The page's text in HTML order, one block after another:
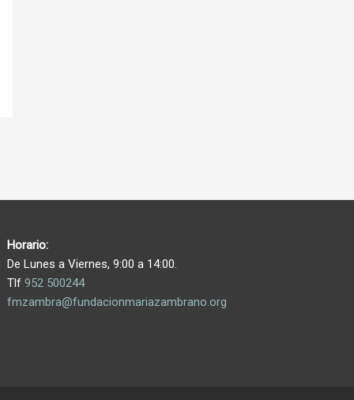
Horario:
De Lunes a Viernes, 9:00 a 14:00.
Tlf 952 500244
fmzambra@fundacionmariazambrano.org